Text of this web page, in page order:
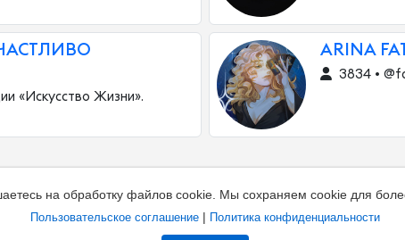
«Искусство Жизни».
ARINA
3834 •
на обработку файлов cookie. Мы сохраняем cookie для
Пользовательское соглашение | Политика конфиденциальности